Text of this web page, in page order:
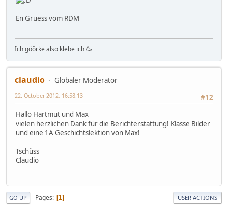
En Gruess vom RDM
Ich göörke also klebe ich 🥳
claudio
Globaler Moderator
#12
22. October 2012, 16:58:13
Hallo Hartmut und Max
vielen herzlichen Dank für die Berichterstattung! Klasse Bilder
und eine 1A Geschichtslektion von Max!
Tschüss
Claudio
GO UP Pages 1 USER ACTIONS